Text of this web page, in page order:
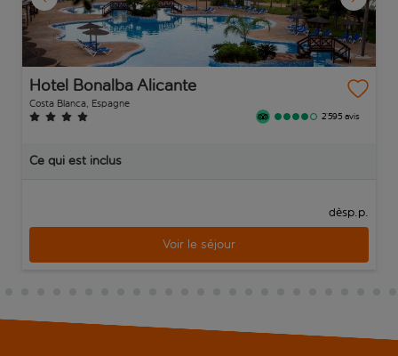
Hotel Bonalba Alicante
Costa Blanca, Espagne
2’595 avis
Ce qui est inclus
dèsp.p.
Voir le séjour